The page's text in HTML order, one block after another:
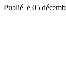
Publié le 05